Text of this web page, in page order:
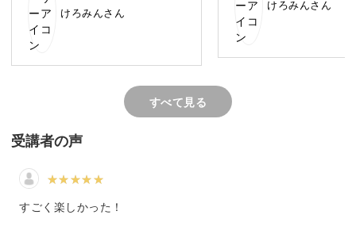
プ」の魅力に、いつの間にか取りつかれてしまいました。
街中にカラフルな広告が溢れている現代ですが、そんな中
紙とペンさえあればすぐにその場で制作することができ、
商品の魅力や細かいニュアンスまでも書き込むことができ
るからです。
ろいろな色が欲しくなりました
(*´˘`*)♡
外側を太く描くこと、「いいこ
とを習った」とホクホクです。
けろみんさん
けろみんさん
すべて見る
受講者の声
すごく楽しかった！